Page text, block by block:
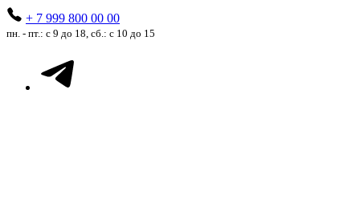
+ 7 999 800 00 00
пн. - пт.: с 9 до 18, сб.: с 10 до 15